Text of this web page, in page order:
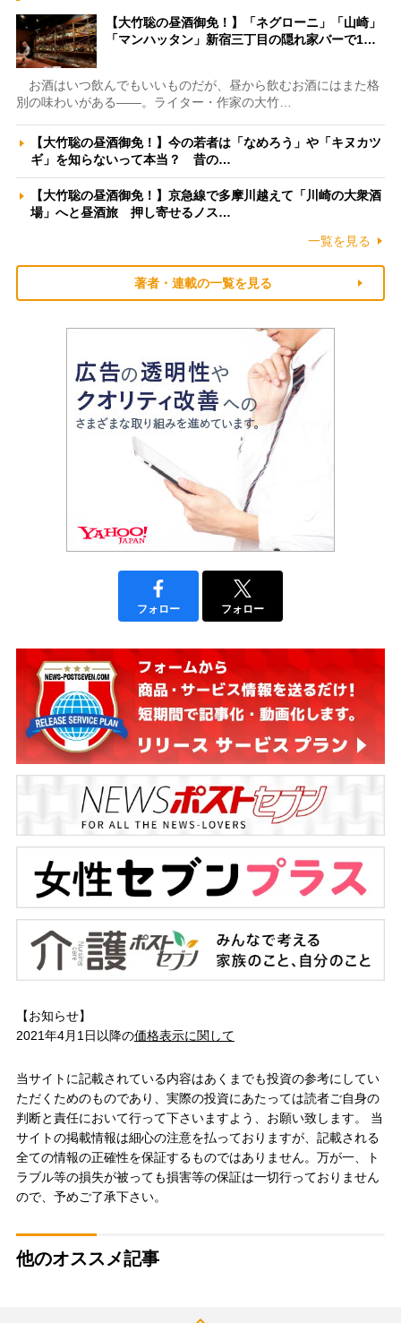
【大竹聡の昼酒御免！】「ネグローニ」「山崎」
「マンハッタン」新宿三丁目の隠れ家バーで1…
お酒はいつ飲んでもいいものだが、昼から飲むお酒にはまた格
別の味わいがある――。ライター・作家の大竹…
【大竹聡の昼酒御免！】今の若者は「なめろう」や「キヌカツ
ギ」を知らないって本当？ 昔の…
【大竹聡の昼酒御免！】京急線で多摩川越えて「川崎の大衆酒
場」へと昼酒旅 押し寄せるノス…
一覧を見る
著者・連載の一覧を見る
フォロー フォロー
【お知らせ】
2021年4月1日以降の価格表示に関して
当サイトに記載されている内容はあくまでも投資の参考にしてい
ただくためのものであり、実際の投資にあたっては読者ご自身の
判断と責任において行って下さいますよう、お願い致します。 当
サイトの掲載情報は細心の注意を払っておりますが、記載される
全ての情報の正確性を保証するものではありません。万が一、ト
ラブル等の損失が被っても損害等の保証は一切行っておりません
ので、予めご了承下さい。
他のオススメ記事